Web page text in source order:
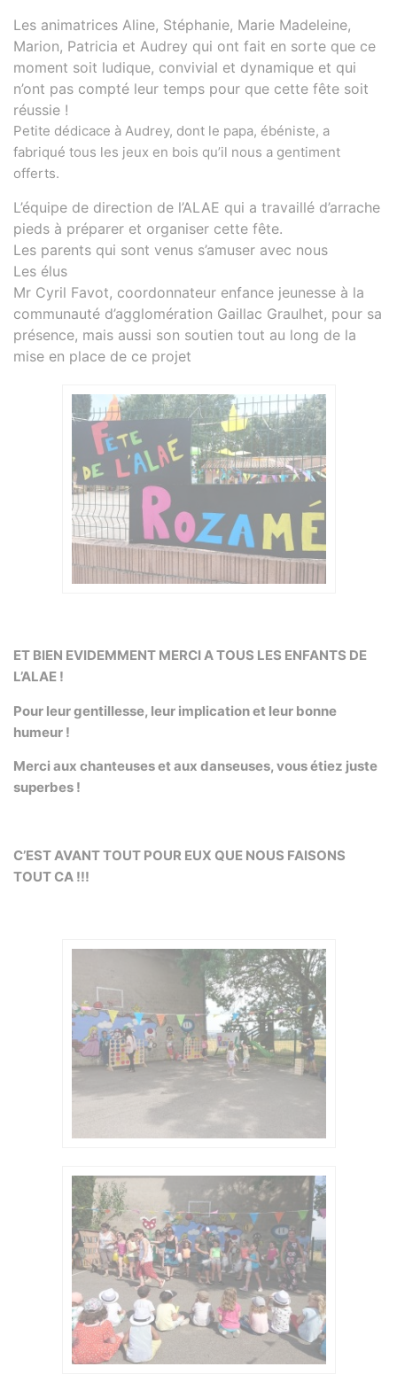
Les animatrices Aline, Stéphanie, Marie Madeleine,
Marion, Patricia et Audrey qui ont fait en sorte que ce
moment soit ludique, convivial et dynamique et qui
n’ont pas compté leur temps pour que cette fête soit
réussie !
Petite dédicace à Audrey, dont le papa, ébéniste, a
fabriqué tous les jeux en bois qu’il nous a gentiment
offerts.
L’équipe de direction de l’ALAE qui a travaillé d’arrache
pieds à préparer et organiser cette fête.
Les parents qui sont venus s’amuser avec nous
Les élus
Mr Cyril Favot, coordonnateur enfance jeunesse à la
communauté d’agglomération Gaillac Graulhet, pour sa
présence, mais aussi son soutien tout au long de la
mise en place de ce projet
ET BIEN EVIDEMMENT MERCI A TOUS LES ENFANTS DE
L’ALAE !
Pour leur gentillesse, leur implication et leur bonne
humeur !
Merci aux chanteuses et aux danseuses, vous étiez juste
superbes !
C’EST AVANT TOUT POUR EUX QUE NOUS FAISONS
TOUT CA !!!